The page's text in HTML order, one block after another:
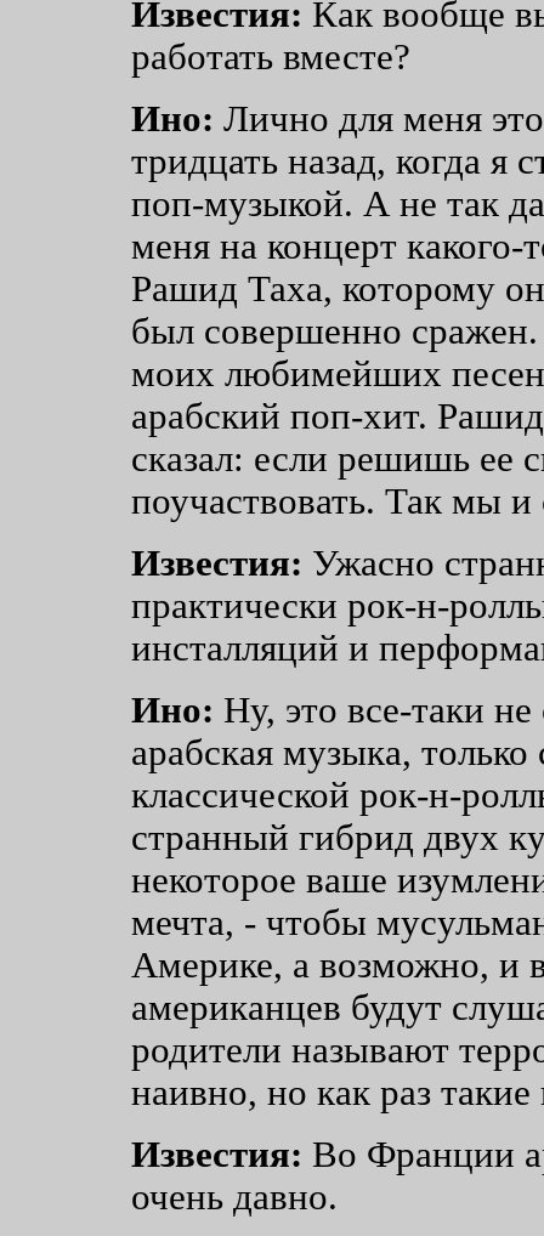
Известия: Как вообще
работать вместе?
Ино: Лично для меня
тридцать назад, когда я
поп-музыкой. А не так
меня на концерт
Рашид Таха, которому
был совершенно
моих любимейших
арабский поп-хит.
сказал: если решишь ее
поучаствовать. Так мы
Известия: Ужасно
практически рок-н-
инсталляций и
Ино: Ну, это все-таки
арабская музыка,
классической рок-н-
странный гибрид двух
некоторое ваше
мечта, - чтобы
Америке, а возможно, и
американцев будут
родители называют
наивно, но как раз
Известия: Во Франции
очень давно.